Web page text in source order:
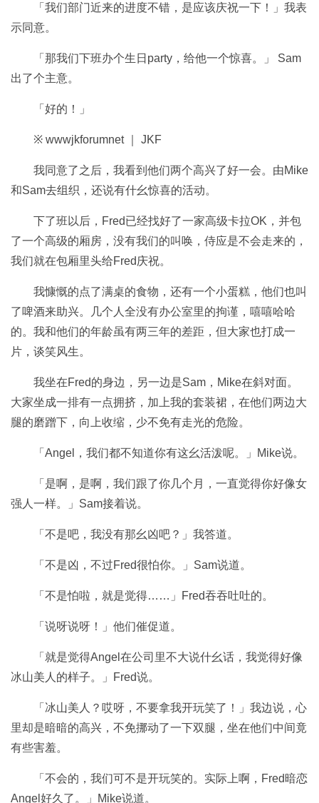
「我们部门近来的进度不错，是应该庆祝一下！」我表
示同意。
「那我们下班办个生日party，给他一个惊喜。」 Sam
出了个主意。
「好的！」
※ wwwjkforumnet ｜ JKF
我同意了之后，我看到他们两个高兴了好一会。由Mike
和Sam去组织，还说有什幺惊喜的活动。
下了班以后，Fred已经找好了一家高级卡拉OK，并包
了一个高级的厢房，没有我们的叫唤，侍应是不会走来的，
我们就在包厢里头给Fred庆祝。
我慷慨的点了满桌的食物，还有一个小蛋糕，他们也叫
了啤酒来助兴。几个人全没有办公室里的拘谨，嘻嘻哈哈
的。我和他们的年龄虽有两三年的差距，但大家也打成一
片，谈笑风生。
我坐在Fred的身边，另一边是Sam，Mike在斜对面。
大家坐成一排有一点拥挤，加上我的套装裙，在他们两边大
腿的磨蹭下，向上收缩，少不免有走光的危险。
「Angel，我们都不知道你有这幺活泼呢。」Mike说。
「是啊，是啊，我们跟了你几个月，一直觉得你好像女
强人一样。」Sam接着说。
「不是吧，我没有那幺凶吧？」我答道。
「不是凶，不过Fred很怕你。」Sam说道。
「不是怕啦，就是觉得……」Fred吞吞吐吐的。
「说呀说呀！」他们催促道。
「就是觉得Angel在公司里不大说什幺话，我觉得好像
冰山美人的样子。」Fred说。
「冰山美人？哎呀，不要拿我开玩笑了！」我边说，心
里却是暗暗的高兴，不免挪动了一下双腿，坐在他们中间竟
有些害羞。
「不会的，我们可不是开玩笑的。实际上啊，Fred暗恋
Angel好久了。」Mike说道。